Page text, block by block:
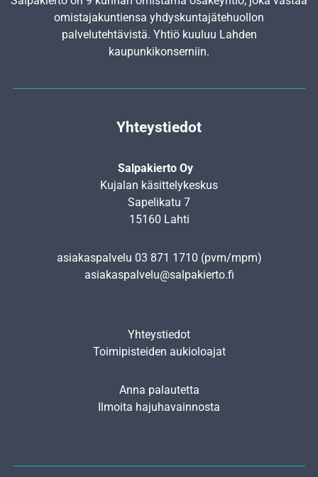
omistajakuntiensa yhdyskunta­jätehuollon
palvelutehtävistä. Yhtiö kuuluu Lahden
kaupunkikonserniin.
Yhteystiedot
Salpakierto Oy
Kujalan käsittelykeskus
Sapelikatu 7
15160 Lahti
asiakaspalvelu 03 871 1710 (pvm/mpm)
asiakaspalvelu@salpakierto.fi
Yhteystiedot
Toimipisteiden aukioloajat
Anna palautetta
Ilmoita hajuhavainnosta